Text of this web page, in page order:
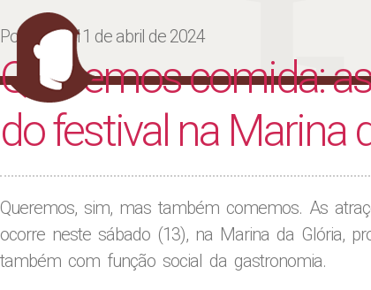
Posted on11 de abril de 2024
Queremos comida:
do festival na Marina
Queremos, sim, mas também comemos. As
ocorre neste sábado (13), na Marina da Glória,
também com função social da gastronomia.